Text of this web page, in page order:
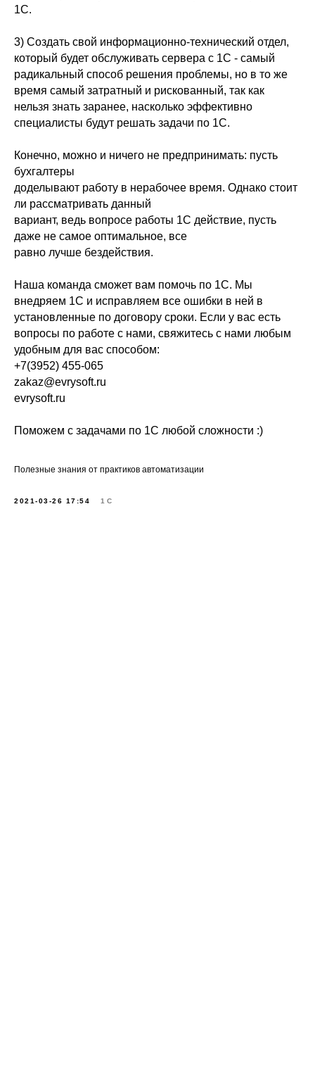
1С.
3) Создать свой информационно-технический отдел,
который будет обслуживать сервера с 1С - самый
радикальный способ решения проблемы, но в то же
время самый затратный и рискованный, так как
нельзя знать заранее, насколько эффективно
специалисты будут решать задачи по 1С.
Конечно, можно и ничего не предпринимать: пусть
бухгалтеры
доделывают работу в нерабочее время. Однако стоит
ли рассматривать данный
вариант, ведь вопросе работы 1С действие, пусть
даже не самое оптимальное, все
равно лучше бездействия.
Наша команда сможет вам помочь по 1С. Мы
внедряем 1С и исправляем все ошибки в ней в
установленные по договору сроки. Если у вас есть
вопросы по работе с нами, свяжитесь с нами любым
удобным для вас способом:
+7(3952) 455-065
zakaz@evrysoft.ru
evrysoft.ru
Поможем с задачами по 1С любой сложности :)
Полезные знания от практиков автоматизации
2021-03-26 17:54 1С